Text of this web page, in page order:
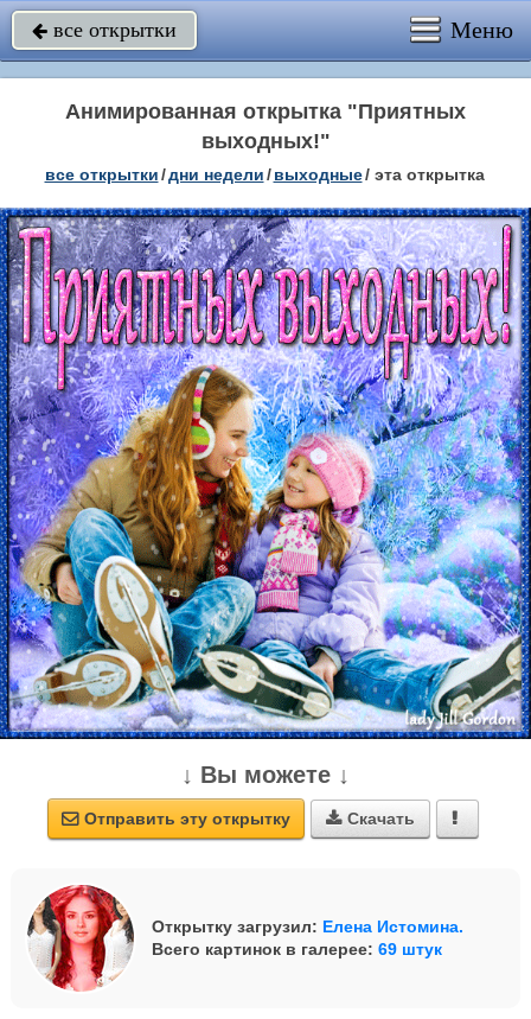
 все открытки Меню
Анимированная открытка "Приятных
выходных!"
все открытки/дни недели/ выходные/ эта открытка
↓ Вы можете ↓
 Отправить эту открытку  Скачать 
Открытку загрузил: Елена Истомина.
Всего картинок в галерее: 69 штук